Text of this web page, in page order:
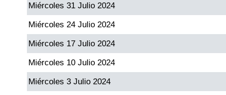
Miércoles 31 Julio 2024
Miércoles 24 Julio 2024
Miércoles 17 Julio 2024
Miércoles 10 Julio 2024
Miércoles 3 Julio 2024